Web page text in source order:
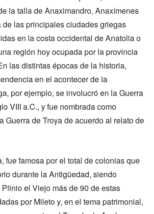
la talla de Anaximandro, Anaxímenes
de las principales ciudades griegas
en la costa occidental de Anatolia o
región hoy ocupada por la provincia
las distintas épocas de la historia,
en el acontecer de la
por ejemplo, se involucró en la Guerra
VIII a.C., y fue nombrada como
Guerra de Troya de acuerdo al relato de
fue famosa por el total de colonias que
durante la Antigüedad, siendo
el Viejo más de 90 de estas
por Mileto y, en el tema patrimonial,